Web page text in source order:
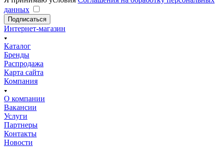
данных
Подписаться
Интернет-магазин
Каталог
Бренды
Распродажа
Карта сайта
Компания
О компании
Вакансии
Услуги
Партнеры
Контакты
Новости